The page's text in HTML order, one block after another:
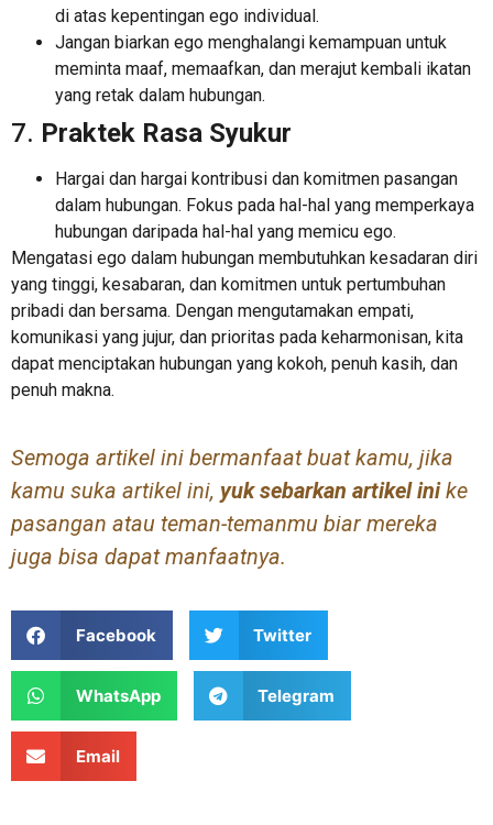
di atas kepentingan ego individual.
Jangan biarkan ego menghalangi kemampuan untuk
meminta maaf, memaafkan, dan merajut kembali ikatan
yang retak dalam hubungan.
7. Praktek Rasa Syukur
Hargai dan hargai kontribusi dan komitmen pasangan
dalam hubungan. Fokus pada hal-hal yang memperkaya
hubungan daripada hal-hal yang memicu ego.
Mengatasi ego dalam hubungan membutuhkan kesadaran diri
yang tinggi, kesabaran, dan komitmen untuk pertumbuhan
pribadi dan bersama. Dengan mengutamakan empati,
komunikasi yang jujur, dan prioritas pada keharmonisan, kita
dapat menciptakan hubungan yang kokoh, penuh kasih, dan
penuh makna.
Semoga artikel ini bermanfaat buat kamu, jika
kamu suka artikel ini, yuk sebarkan artikel inike
pasangan atau teman-temanmu biar mereka
juga bisa dapat manfaatnya.
Facebook Twitter
WhatsApp Telegram
Email